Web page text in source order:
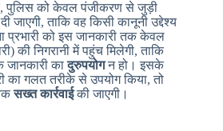
पुलिस को केवल पंजीकरण से जुड़ी
जाएगी, ताकि वह किसी कानूनी उद्देश्य
प्रभारी को इस जानकारी तक केवल
की निगरानी में पहुंच मिलेगी, ताकि
जानकारी कादुरुपयोगन हो। इसके
का गलत तरीके से उपयोग किया, तो
सख्त कार्रवाईकी जाएगी।